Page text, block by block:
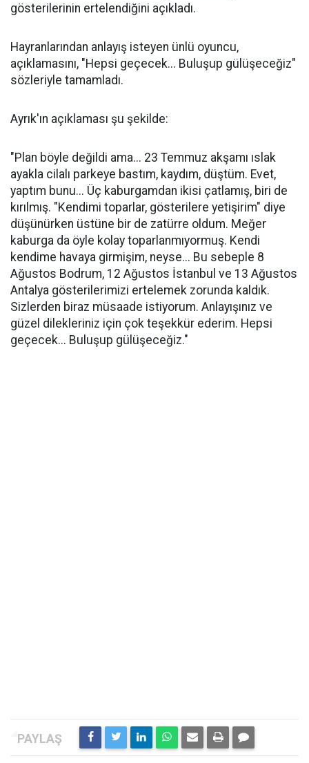
gösterilerinin ertelendiğini açıkladı.
Hayranlarından anlayış isteyen ünlü oyuncu,
açıklamasını, "Hepsi geçecek... Buluşup gülüşeceğiz"
sözleriyle tamamladı.
Ayrık'ın açıklaması şu şekilde:
"Plan böyle değildi ama... 23 Temmuz akşamı ıslak
ayakla cilalı parkeye bastım, kaydım, düştüm. Evet,
yaptım bunu... Üç kaburgamdan ikisi çatlamış, biri de
kırılmış. "Kendimi toparlar, gösterilere yetişirim" diye
düşünürken üstüne bir de zatürre oldum. Meğer
kaburga da öyle kolay toparlanmıyormuş. Kendi
kendime havaya girmişim, neyse... Bu sebeple 8
Ağustos Bodrum, 12 Ağustos İstanbul ve 13 Ağustos
Antalya gösterilerimizi ertelemek zorunda kaldık.
Sizlerden biraz müsaade istiyorum. Anlayışınız ve
güzel dilekleriniz için çok teşekkür ederim. Hepsi
geçecek... Buluşup gülüşeceğiz."